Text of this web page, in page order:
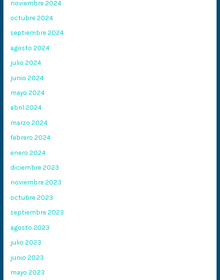
noviembre 2024
octubre 2024
septiembre 2024
agosto 2024
julio 2024
junio 2024
mayo 2024
abril 2024
marzo 2024
febrero 2024
enero 2024
diciembre 2023
noviembre 2023
octubre 2023
septiembre 2023
agosto 2023
julio 2023
junio 2023
mayo 2023